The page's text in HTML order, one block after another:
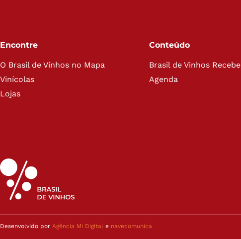
Encontre
O Brasil de Vinhos no Mapa
Vinícolas
Lojas
Conteúdo
Brasil de Vinhos Recebe
Agenda
Desenvolvido por Agência Mi Digital e navecomunica